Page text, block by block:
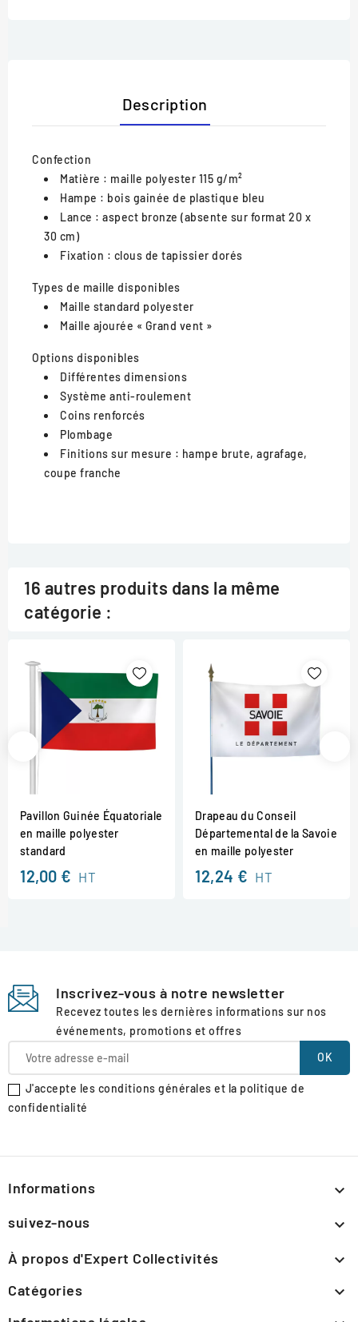
Description
Confection
Matière : maille polyester 115 g/m²
Hampe : bois gainée de plastique bleu
Lance : aspect bronze (absente sur format 20 x
30 cm)
Fixation : clous de tapissier dorés
Types de maille disponibles
Maille standard polyester
Maille ajourée « Grand vent »
Options disponibles
Différentes dimensions
Système anti-roulement
Coins renforcés
Plombage
Finitions sur mesure : hampe brute, agrafage,
coupe franche
16 autres produits dans la même
catégorie :
Pavillon Guinée Équatoriale
en maille polyester
standard
12,00 € HT
Drapeau du Conseil
Départemental de la Savoie
en maille polyester
12,24 € HT
Inscrivez-vous à notre newsletter
Recevez toutes les dernières informations sur nos
événements, promotions et offres
J'accepte les conditions générales et la politique de
confidentialité
Informations 
suivez-nous 
À propos d'Expert Collectivités 
Catégories 